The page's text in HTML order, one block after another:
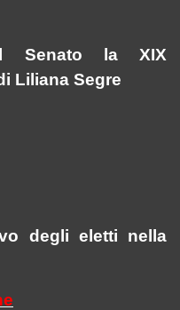
Senato la XIX
Liliana Segre
degli eletti nella